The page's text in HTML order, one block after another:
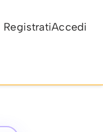
RegistratiAccedi